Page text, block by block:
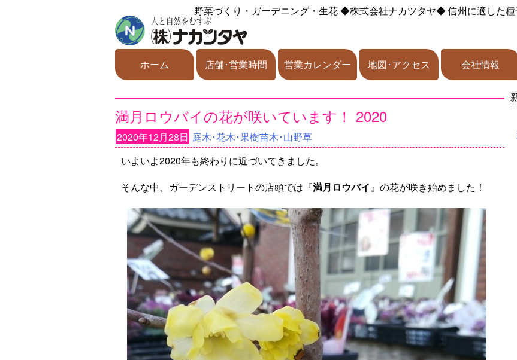
野菜づくり・ガーデニング・生花◆株式会社ナカツタヤ◆信州に適した
ホーム 店舗･営業時間 営業カレンダー 地図･アクセス 会社情報
満月ロウバイの花が咲いています！ 2020
2020年12月28日 庭木･花木･果樹苗木･山野草
いよいよ2020年も終わりに近づいてきました。
そんな中、ガーデンストリートの店頭では『満月ロウバイ』の花が咲き始めました！